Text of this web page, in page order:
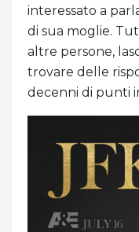
interessato a
di sua moglie.
altre persone,
trovare delle
decenni di punti